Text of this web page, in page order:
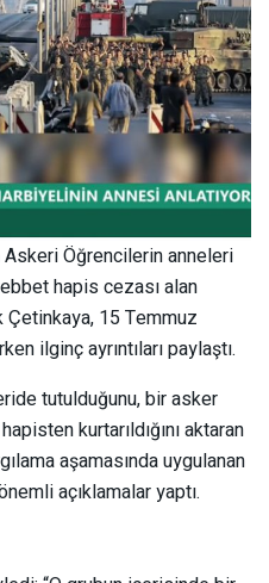
Öğrencilerin anneleri
hapis cezası alan
15 Temmuz
ilginç ayrıntıları paylaştı.
tutulduğunu, bir asker
kurtarıldığını aktaran
aşamasında uygulanan
açıklamalar yaptı.